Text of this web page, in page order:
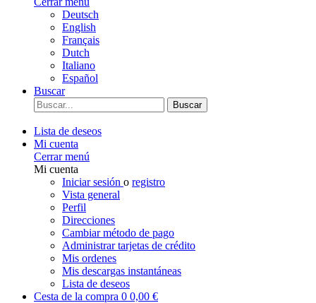
Deutsch
English
Français
Dutch
Italiano
Español
Buscar
Buscar
Lista de deseos
Mi cuenta
Cerrar menú
Mi cuenta
Iniciar sesión o registro
Vista general
Perfil
Direcciones
Cambiar método de pago
Administrar tarjetas de crédito
Mis ordenes
Mis descargas instantáneas
Lista de deseos
Cesta de la compra 0 0,00 €